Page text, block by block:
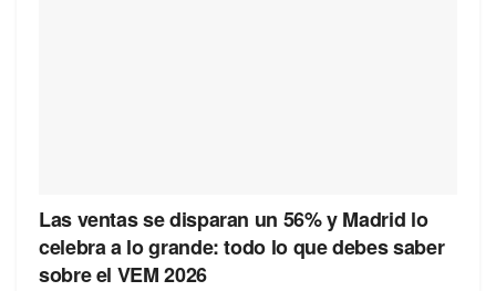
Las ventas se disparan un 56% y Madrid lo
celebra a lo grande: todo lo que debes saber
sobre el VEM 2026